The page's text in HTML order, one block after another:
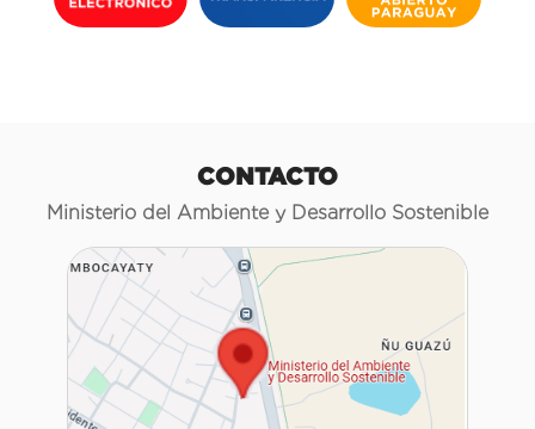
CONTACTO
Ministerio del Ambiente y Desarrollo Sostenible